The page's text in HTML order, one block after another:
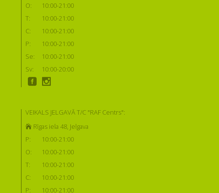
O:
10:00-21:00
T:
10:00-21:00
C:
10:00-21:00
P:
10:00-21:00
Se:
10:00-21:00
Sv:
10:00-20:00
VEIKALS JELGAVĀ T/C "RAF Centrs":
Rīgas iela 48, Jelgava
P:
10:00-21:00
O:
10:00-21:00
T:
10:00-21:00
C:
10:00-21:00
P:
10:00-21:00